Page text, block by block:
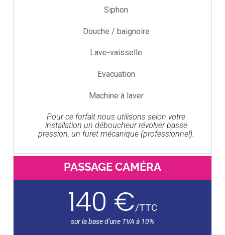
Siphon
Douche / baignoire
Lave-vaisselle
Evacuation
Machine à laver
Pour ce forfait nous utilisons selon votre
installation un déboucheur révolver basse
pression, un furet mécanique (professionnel).
PASSAGE CAMÉRA
140 €/TTC